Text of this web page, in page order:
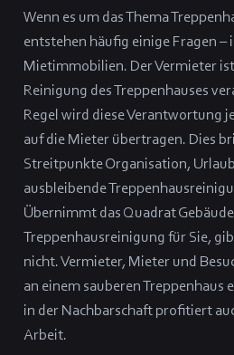
Wenn es um das Thema
entstehen häufig einige Fragen –
Mietimmobilien. Der Vermieter
Reinigung des Treppenhauses
Regel wird diese Verantwortung
auf die Mieter übertragen. Dies
Streitpunkte Organisation,
ausbleibende
Übernimmt das Quadrat
Treppenhausreinigung für Sie,
nicht. Vermieter, Mieter und
an einem sauberen Treppenhaus
in der Nachbarschaft profitiert
Arbeit.